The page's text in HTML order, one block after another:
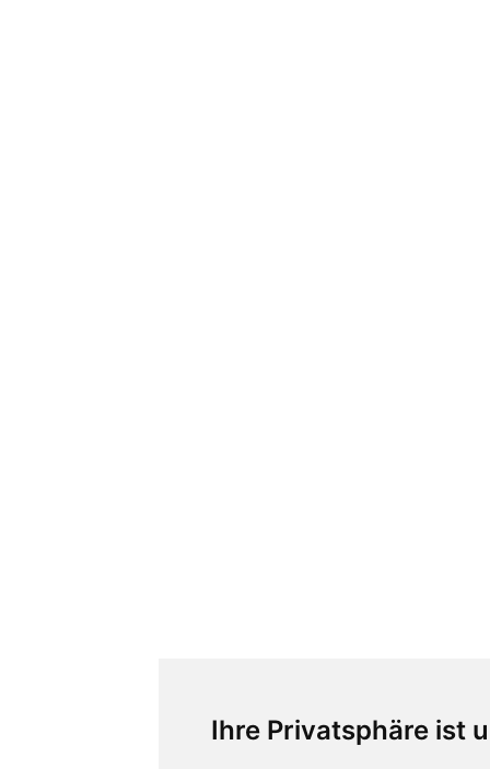
Ihre Privatsphäre ist